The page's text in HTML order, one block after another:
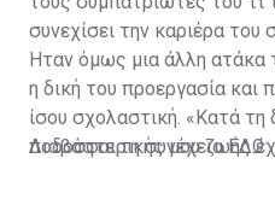
συνεχίσει την καριέρα του
Ήταν όμως μια άλλη ατάκα
η δική του προεργασία και
ίσου σχολαστική. «Κατά τη
ποδοσφαιρικής μου ζωής
Διαβάστε τη συνέχειαΕΔΩ